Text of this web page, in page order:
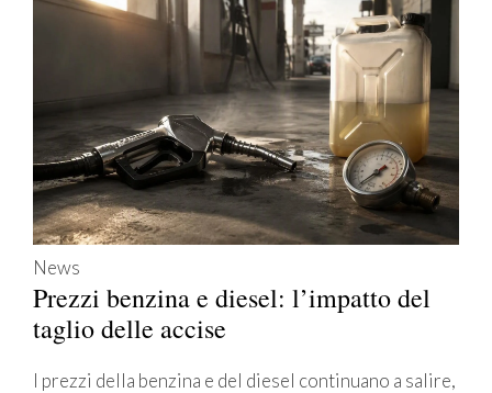
News
Prezzi benzina e diesel: l’impatto del
taglio delle accise
I prezzi della benzina e del diesel continuano a salire,